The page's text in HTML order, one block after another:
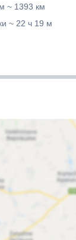
~ 1393 км
~ 22 ч 19 м